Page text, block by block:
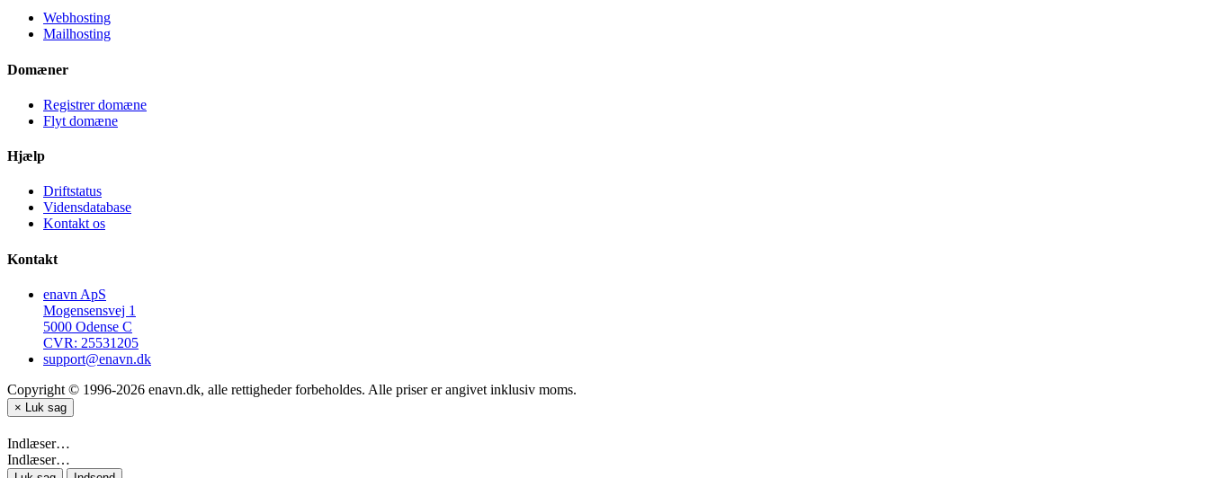
Webhosting
Mailhosting
Domæner
Registrer domæne
Flyt domæne
Hjælp
Driftstatus
Vidensdatabase
Kontakt os
Kontakt
enavn ApS
Mogensensvej 1
5000 Odense C
CVR: 25531205
support@enavn.dk
Copyright © 1996-2026 enavn.dk, alle rettigheder forbeholdes. Alle priser er angivet inklusiv moms.
× Luk sag
Indlæser…
Indlæser…